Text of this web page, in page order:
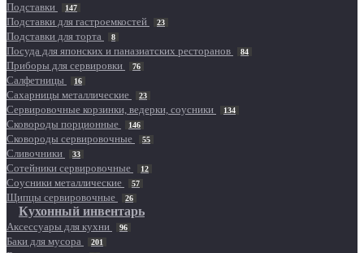
Подставки 147
Подставки для гастроемкостей 23
Подставки для торта 8
Посуда для японских и паназиатских ресторанов 84
Приборы для сервировки 76
Салфетницы 16
Сахарницы металлические 23
Сервировочные корзинки, ведерки, соусники 134
Сковороды порционные 146
Сковороды сервировочные 55
Сливочники 33
Сотейники сервировочные 12
Соусники металлические 57
Щипцы сервировочные 26
Кухонный инвентарь
Аксессуары для кухни 96
Баки для мусора 201